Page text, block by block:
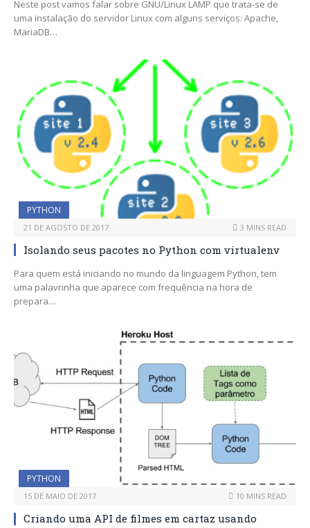
Neste post vamos falar sobre GNU/Linux LAMP que trata-se de
uma instalação do servidor Linux com alguns serviços: Apache,
MariaDB…
PYTHON
21 DE AGOSTO DE 2017 3 MINS READ
Isolando seus pacotes no Python com virtualenv
Para quem está iniciando no mundo da linguagem Python, tem
uma palavrinha que aparece com frequência na hora de
prepara…
PYTHON
15 DE MAIO DE 2017 10 MINS READ
Criando uma API de filmes em cartaz usando